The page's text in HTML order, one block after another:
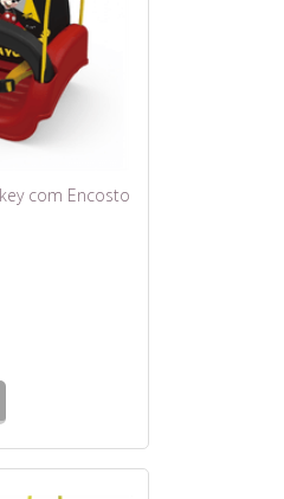
com Encosto